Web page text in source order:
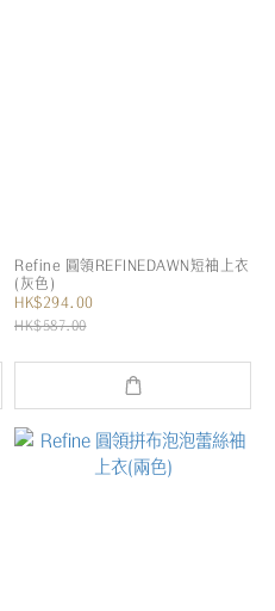
Refine 圓領REFINEDAWN短袖上衣
(灰色)
HK$294.00
HK$587.00